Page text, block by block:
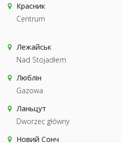
Красник
Centrum
Лежайськ
Nad Stojadłem
Люблін
Gazowa
Ланьцут
Dworzec główny
Новий Сонч